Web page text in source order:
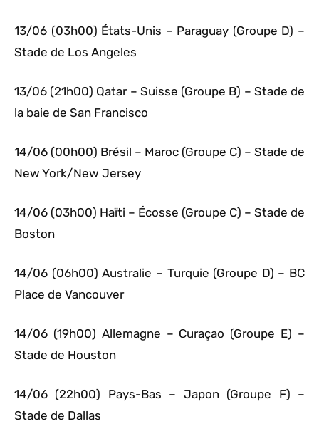
13/06 (03h00) États-Unis – Paraguay (Groupe D) –
Stade de Los Angeles
13/06 (21h00) Qatar – Suisse (Groupe B) – Stade de
la baie de San Francisco
14/06 (00h00) Brésil – Maroc (Groupe C) – Stade de
New York/New Jersey
14/06 (03h00) Haïti – Écosse (Groupe C) – Stade de
Boston
14/06 (06h00) Australie – Turquie (Groupe D) – BC
Place de Vancouver
14/06 (19h00) Allemagne – Curaçao (Groupe E) –
Stade de Houston
14/06 (22h00) Pays-Bas – Japon (Groupe F) –
Stade de Dallas